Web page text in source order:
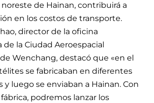
de Hainan, contribuirá a
en los costos de transporte.
director de la oficina
la Ciudad Aeroespacial
Wenchang, destacó que «en el
se fabricaban en diferentes
y luego se enviaban a Hainan. Con
fábrica, podremos lanzar los